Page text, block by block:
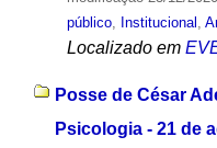
público, Institucional
Localizado em
Posse de César
Psicologia - 21 de